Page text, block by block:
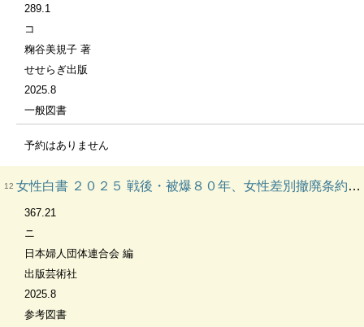
289.1
コ
粷谷美規子 著
せせらぎ出版
2025.8
一般図書
予約はありません
12 女性白書 ２０２５ 戦後・被爆８０年、女性差別撤廃条約批准４０年、誰もが尊重される社会を
367.21
ニ
日本婦人団体連合会 編
出版芸術社
2025.8
参考図書